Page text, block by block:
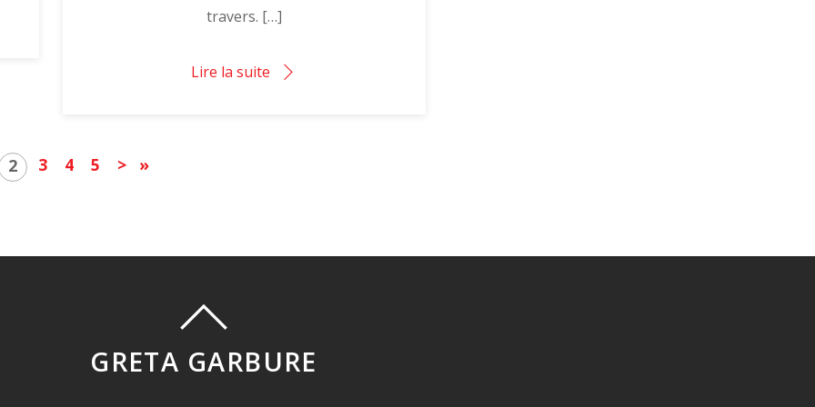
travers. […]
Lire la suite
2 3 4 5 > »
GRETA GARBURE